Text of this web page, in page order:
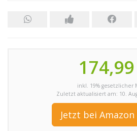
inkl. 19% gesetzlicher
Zuletzt aktualisiert am: 10.
Jetzt bei